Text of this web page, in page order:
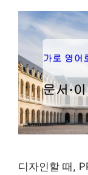
디자인할 때,